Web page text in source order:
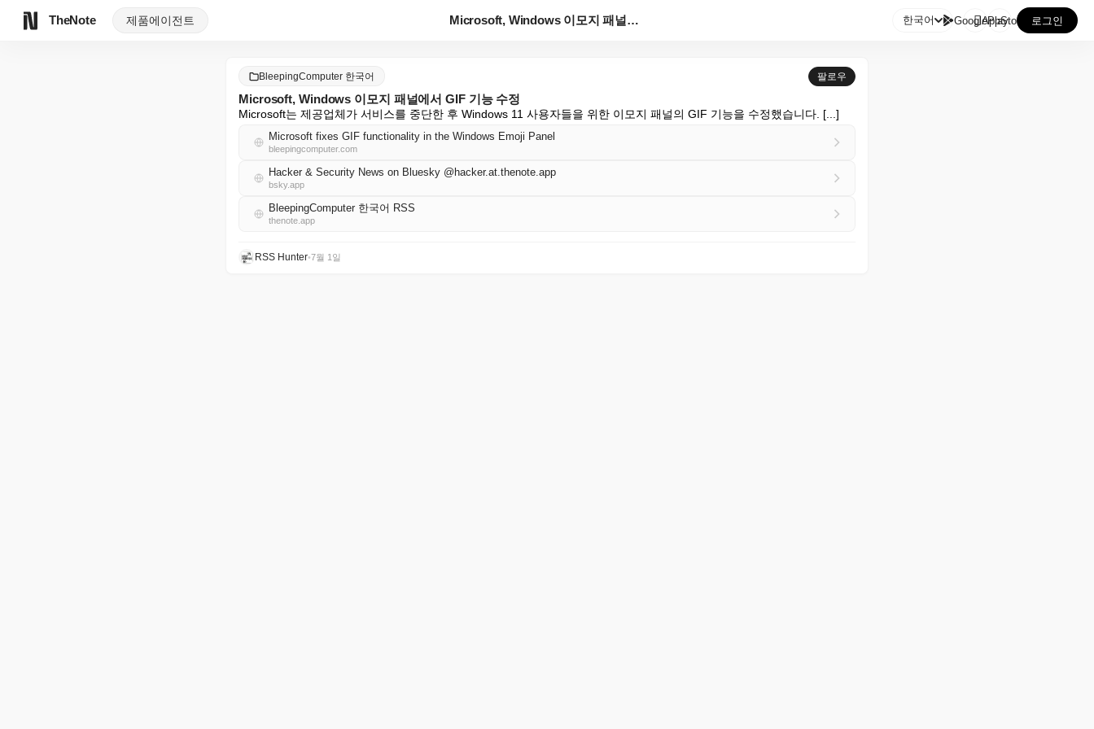
TheNote 제품에이전트 Microsoft, Windows 이모지 패널에서 GI... 한국어 GooglePlay
AppStore 로그인
BleepingComputer 한국어 팔로우
Microsoft, Windows 이모지 패널에서 GIF 기능 수정
Microsoft는 제공업체가 서비스를 중단한 후 Windows 11 사용자들을 위한 이모지 패널의 GIF 기능을 수정했습니다. [...]
Microsoft fixes GIF functionality in the Windows Emoji Panel
bleepingcomputer.com
Hacker & Security News on Bluesky @hacker.at.thenote.app
bsky.app
BleepingComputer 한국어 RSS
thenote.app
RSS Hunter•7월 1일